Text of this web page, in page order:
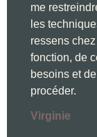
me
les
ressens
fonction, de
besoins et
procéder.
Virginie